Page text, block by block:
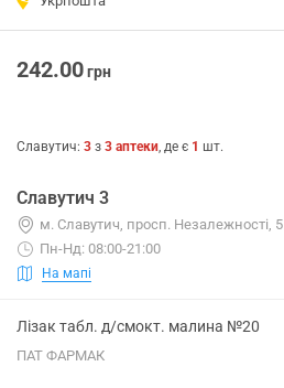
242.00грн
Славутич: 3 з 3 аптеки, де є 1 шт.
Славутич 3
м. Славутич, просп. Незалежності, 5
Пн-Нд: 08:00-21:00
На мапі
Лізак табл. д/смокт. малина №20
ПАТ ФАРМАК